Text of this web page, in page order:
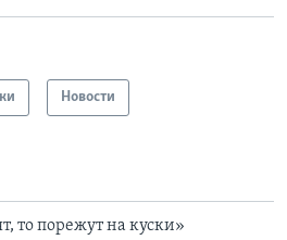
Новости
то порежут на куски»